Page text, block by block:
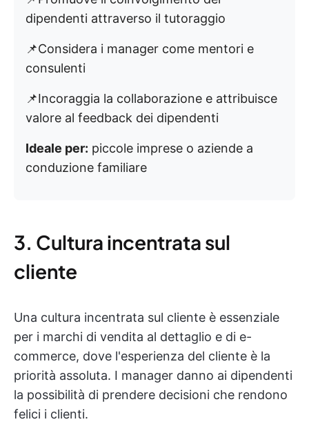
dipendenti attraverso il tutoraggio
📌Considera i manager come mentori e
consulenti
📌Incoraggia la collaborazione e attribuisce
valore al feedback dei dipendenti
Ideale per: piccole imprese o aziende a
conduzione familiare
3. Cultura incentrata sul
cliente
Una cultura incentrata sul cliente è essenziale
per i marchi di vendita al dettaglio e di e-
commerce, dove l'esperienza del cliente è la
priorità assoluta. I manager danno ai dipendenti
la possibilità di prendere decisioni che rendono
felici i clienti.